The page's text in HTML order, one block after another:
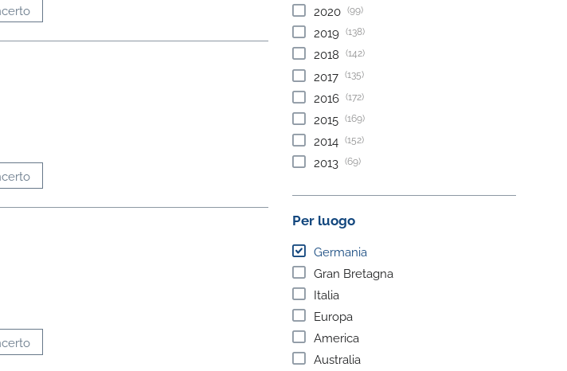
2020 (99)
2019 (138)
2018 (142)
2017 (135)
2016 (172)
2015 (169)
2014 (152)
2013 (69)
Per luogo
Germania
Gran Bretagna
Italia
Europa
America
Australia